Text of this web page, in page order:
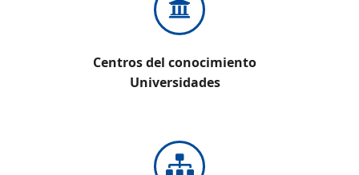
Centros del conocimiento
Universidades